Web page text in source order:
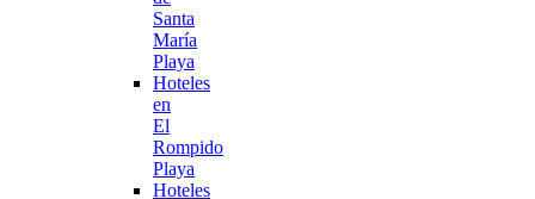
Santa
María
Playa
Hoteles
en
El
Rompido
Playa
Hoteles